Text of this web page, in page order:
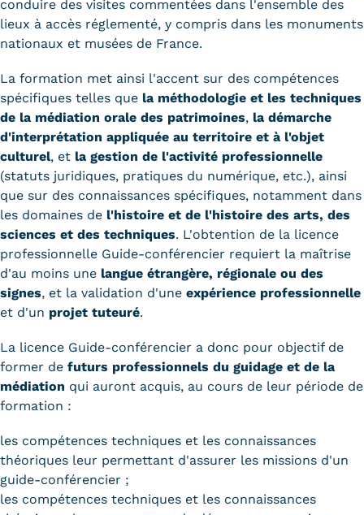
Infos pratiques
Handi'Cnam
Témoignages
Statistiques
FAQ
Lexique
Téléchargements
Qualiopi
Le Cnam ICSV
Mobilité internationale et
Règlement intérieur
Infos élèves
conduire des visites commentées dans l'ensemble des
lieux à accès réglementé, y compris dans les monuments
nationaux et musées de France.
La formation met ainsi l'accent sur des compétences
spécifiques telles que la méthodologie et les techniques
de la médiation orale des patrimoines, la démarche
d'interprétation appliquée au territoire et à l'objet
culturel, et la gestion de l'activité professionnelle
(statuts juridiques, pratiques du numérique, etc.), ainsi
que sur des connaissances spécifiques, notamment dans
les domaines de l'histoire et de l'histoire des arts, des
sciences et des techniques. L'obtention de la licence
professionnelle Guide-conférencier requiert la maîtrise
d'au moins une langue étrangère, régionale ou des
signes, et la validation d'une expérience professionnelle
et d'un projet tuteuré.
La licence Guide-conférencier a donc pour objectif de
former de futurs professionnels du guidage et de la
médiation qui auront acquis, au cours de leur période de
formation :
les compétences techniques et les connaissances
théoriques leur permettant d'assurer les missions d'un
guide-conférencier ;
les compétences techniques et les connaissances